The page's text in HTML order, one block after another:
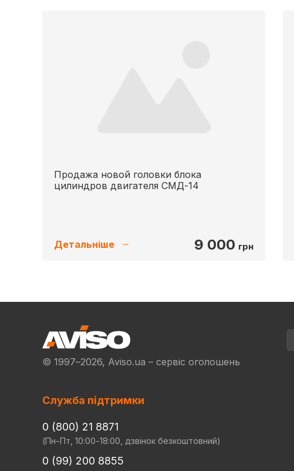
Продажа новой головки блока
цилиндров двигателя СМД-14
Детальніше 9 000 грн
© 1997–2026, Aviso.ua – сервіс оголошень
Служба підтримки
0 (800) 21 8871
(Пн-Пт, 10:00-18:00, дзвінок безкоштовний)
0 (99) 200 8855